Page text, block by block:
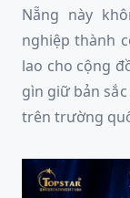
Nẵng này
nghiệp thành
lao cho cộng
gìn giữ bản
trên trường